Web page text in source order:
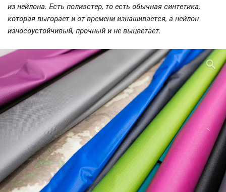
из нейлона. Есть полиэстер, то есть обычная синтетика,
которая выгорает и от времени изнашивается, а нейлон
износоустойчивый, прочный и не выцветает.